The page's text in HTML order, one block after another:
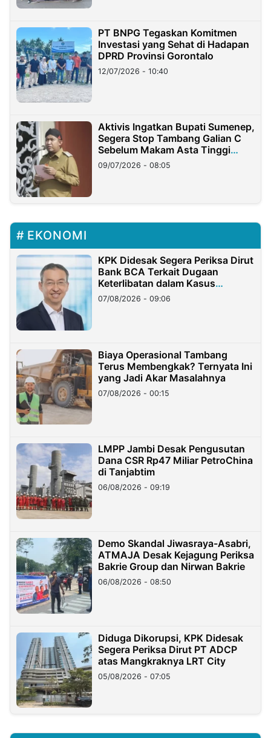
PT BNPG Tegaskan Komitmen
Investasi yang Sehat di Hadapan
DPRD Provinsi Gorontalo
12/07/2026 - 10:40
Aktivis Ingatkan Bupati Sumenep,
Segera Stop Tambang Galian C
Sebelum Makam Asta Tinggi
Longsor
09/07/2026 - 08:05
EKONOMI
KPK Didesak Segera Periksa Dirut
Bank BCA Terkait Dugaan
Keterlibatan dalam Kasus
Hilangnya Dana Nasabah Rp2,58
Miliar
07/08/2026 - 09:06
Biaya Operasional Tambang
Terus Membengkak? Ternyata Ini
yang Jadi Akar Masalahnya
07/08/2026 - 00:15
LMPP Jambi Desak Pengusutan
Dana CSR Rp47 Miliar PetroChina
di Tanjabtim
06/08/2026 - 09:19
Demo Skandal Jiwasraya-Asabri,
ATMAJA Desak Kejagung Periksa
Bakrie Group dan Nirwan Bakrie
06/08/2026 - 08:50
Diduga Dikorupsi, KPK Didesak
Segera Periksa Dirut PT ADCP
atas Mangkraknya LRT City
05/08/2026 - 07:05